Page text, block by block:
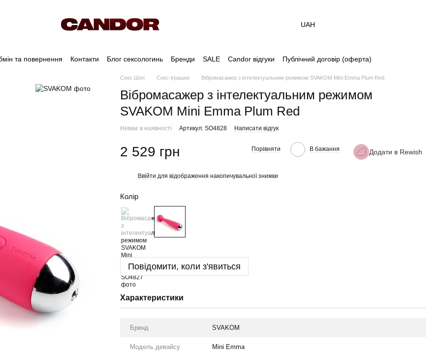
UAH
та повернення Контакти Блог сексологинь Бренди SALE Candor відгуки Публічний договір (оферта)
Секс Шоп Секс-іграшки Вібромасажер з інтелектуальним режимом SVAKOM Mini Emma Plum Red
Вібромасажер з інтелектуальним режимом
SVAKOM Mini Emma Plum Red
Немає в наявності Артикул: SO4828 Написати відгук
2 529 грн Порівняти В бажання Додати в Rewish
Ввійти для відображення накопичувальної знижки
Колір
Повідомити, коли з'явиться
Характеристики
Бренд SVAKOM
Модель девайсу Mini Emma